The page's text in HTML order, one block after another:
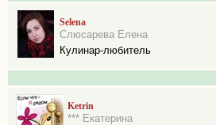
Selena
Слюсарева Елена
Кулинар-любитель
Ketrin
*** Екатерина